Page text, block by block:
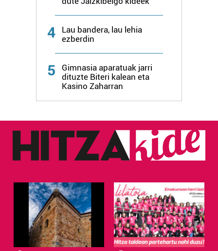
4
Lau bandera, lau lehia
ezberdin
5
Gimnasia aparatuak jarri
dituzte Biteri kalean eta
Kasino Zaharran